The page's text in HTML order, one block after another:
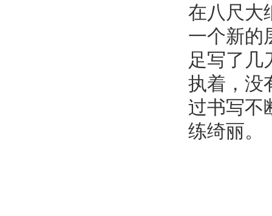
在八尺大
一个新的
足写了几
执着，没
过书写不
练绮丽。